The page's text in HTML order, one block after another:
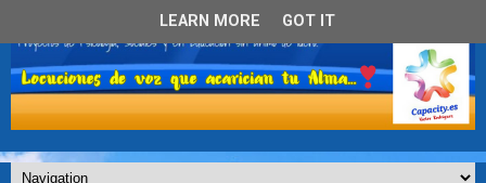
LEARN MORE GOT IT